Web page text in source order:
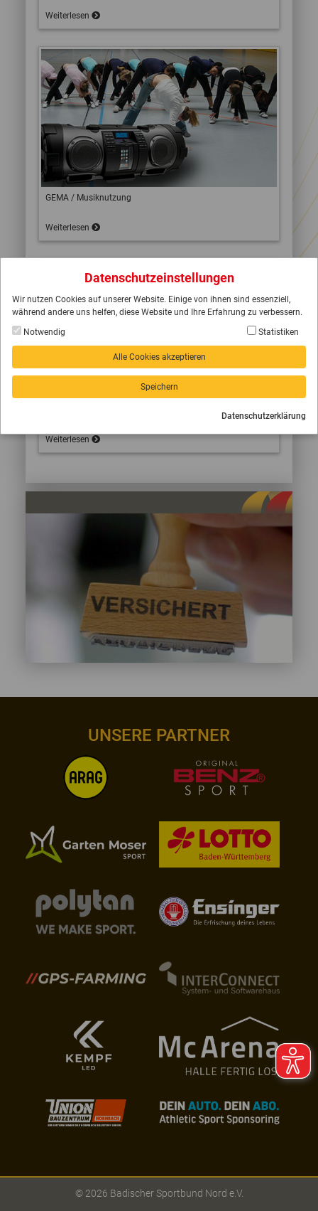
Datenschutzeinstellungen
Wir nutzen Cookies auf unserer Website. Einige von ihnen sind essenziell,
während andere uns helfen, diese Website und Ihre Erfahrung zu verbessern.
Notwendig
Statistiken
Alle Cookies akzeptieren
Speichern
Datenschutzerklärung
Weiterlesen
GEMA / Musiknutzung
Weiterlesen
Weiterlesen
UNSERE PARTNER
© 2026 Badischer Sportbund Nord e.V.